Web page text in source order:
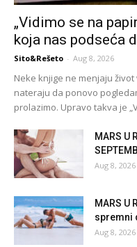
„Vidimo se na
koja nas podseća
Sito&Rešeto - Aug 8, 2026
Neke knjige ne menjaju
nateraju da ponovo
prolazimo. Upravo takva je
MARS U
Aug 8, 2026
MARS U
spremni
Aug 8, 2026